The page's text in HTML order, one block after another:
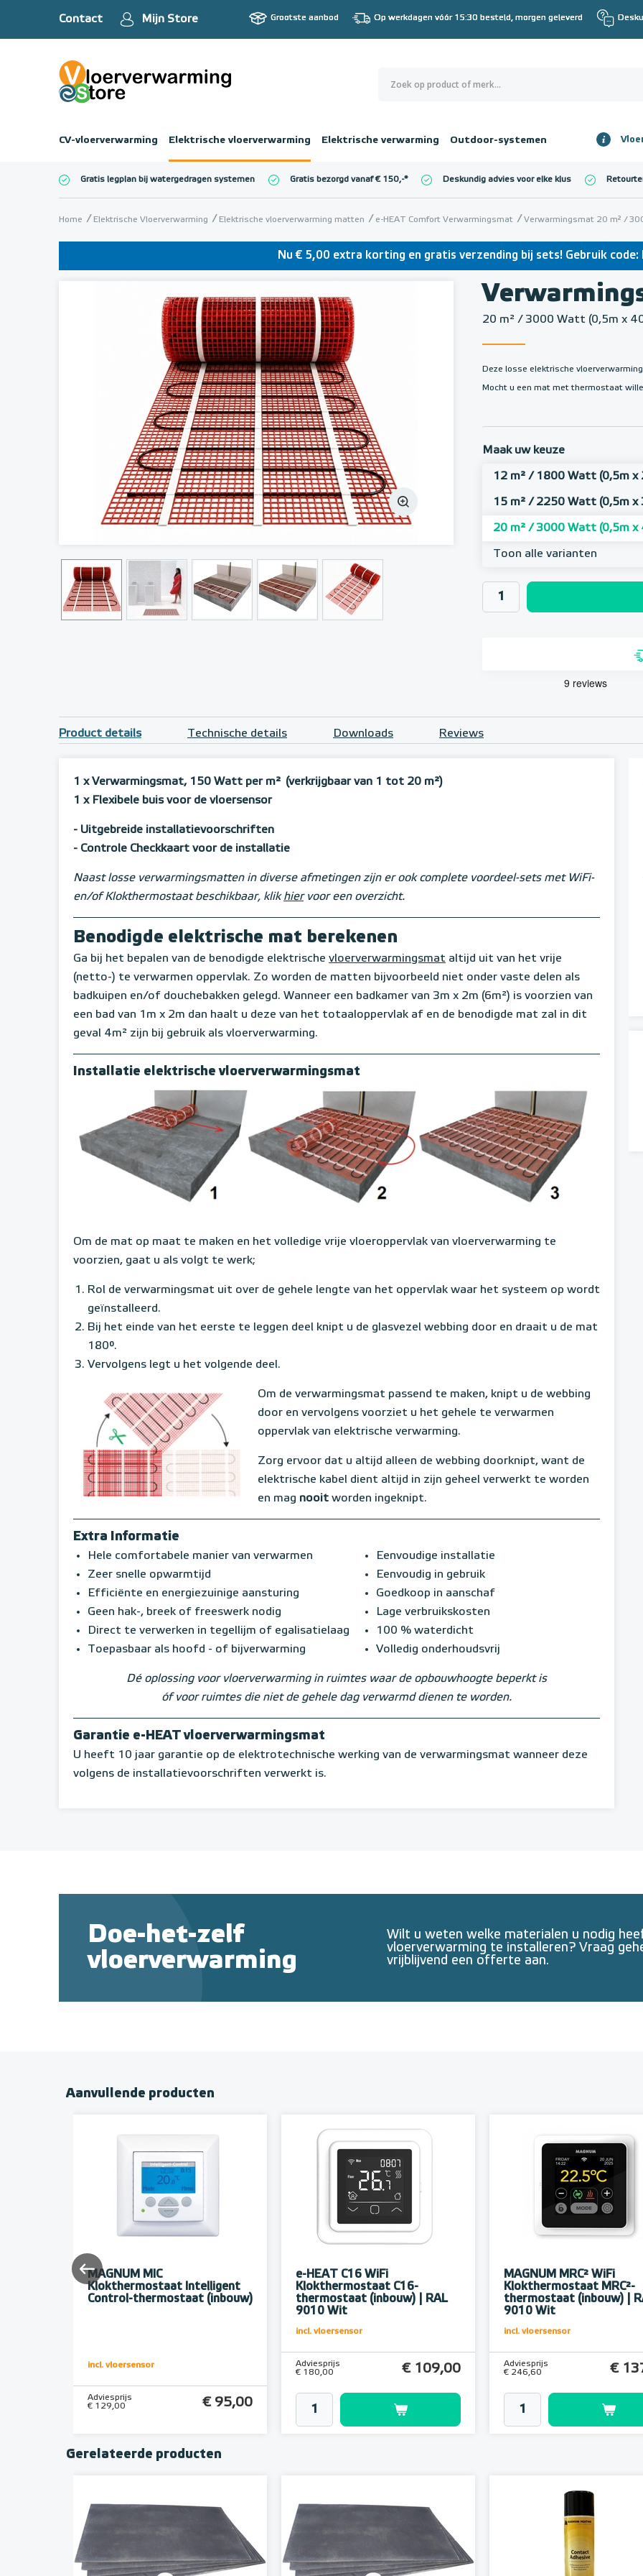
Contact Mijn Store Grootste aanbod Op werkdagen vóór 15:30 besteld, morgen geleverd
CV-vloerverwarming Elektrische vloerverwarming Elektrische verwarming Outdoor-systemen
€ 0,00
Gratis legplan bij watergedragen systemen Gratis bezorgd vanaf € 150,-* Deskundig advies voor elke klus
Home Elektrische Vloerverwarming Elektrische vloerverwarming matten e-HEAT Comfort Verwarmingsmat Verwarmingsmat 20 m² /
Nu € 5,00 extra korting en gratis verzending bij sets! Gebruik code:
20 m² / 3000 Watt (0,5m x
Deze losse elektrische
Mocht u een mat met thermostaat
Maak uw keuze
12 m² / 1800 Watt (0,5m x
15 m² / 2250 Watt (0,5m x
20 m² / 3000 Watt (0,5m x
Toon alle varianten
Product details Technische details Downloads Reviews
1 x Verwarmingsmat, 150 Watt per m² (verkrijgbaar van 1 tot 20 m²)
1 x Flexibele buis voor de vloersensor
- Uitgebreide installatievoorschriften
- Controle Checkkaart voor de installatie
Naast losse verwarmingsmatten in diverse afmetingen zijn er ook complete voordeel-sets met WiFi-
en/of Klokthermostaat beschikbaar, klikhiervoor een overzicht.
Benodigde elektrische mat berekenen
Ga bij het bepalen van de benodigde elektrische vloerverwarmingsmat altijd uit van het vrije
(netto-) te verwarmen oppervlak. Zo worden de matten bijvoorbeeld niet onder vaste delen als
badkuipen en/of douchebakken gelegd. Wanneer een badkamer van 3m x 2m (6m²) is voorzien van
een bad van 1m x 2m dan haalt u deze van het totaaloppervlak af en de benodigde mat zal in dit
geval 4m² zijn bij gebruik als vloerverwarming.
Installatie elektrische vloerverwarmingsmat
Om de mat op maat te maken en het volledige vrije vloeroppervlak van vloerverwarming te
voorzien, gaat u als volgt te werk;
Rol de verwarmingsmat uit over de gehele lengte van het oppervlak waar het systeem op wordt
geïnstalleerd.
Bij het einde van het eerste te leggen deel knipt u de glasvezel webbing door en draait u de mat
180°.
Vervolgens legt u het volgende deel.
Om de verwarmingsmat passend te maken, knipt u de webbing
door en vervolgens voorziet u het gehele te verwarmen
oppervlak van elektrische verwarming.
Zorg ervoor dat u altijd alleen de webbing doorknipt, want de
elektrische kabel dient altijd in zijn geheel verwerkt te worden
en mag nooitworden ingeknipt.
Extra Informatie
Hele comfortabele manier van verwarmen
Zeer snelle opwarmtijd
Efficiënte en energiezuinige aansturing
Geen hak-, breek of freeswerk nodig
Direct te verwerken in tegellijm of egalisatielaag
Toepasbaar als hoofd - of bijverwarming
Eenvoudige installatie
Eenvoudig in gebruik
Goedkoop in aanschaf
Lage verbruikskosten
100 % waterdicht
Volledig onderhoudsvrij
Dé oplossing voor vloerverwarming in ruimtes waar de opbouwhoogte beperkt is
óf voor ruimtes die niet de gehele dag verwarmd dienen te worden.
Garantie e-HEAT vloerverwarmingsmat
U heeft 10 jaar garantie op de elektrotechnische werking van de verwarmingsmat wanneer deze
volgens de installatievoorschriften verwerkt is.
Doe-het-zelf
vloerverwarming
Wilt u weten welke materialen u nodig
vloerverwarming te installeren? Vraag
vrijblijvend een offerte aan.
Aanvullende producten
MAGNUM MIC
Klokthermostaat Intelligent
Control-thermostaat (inbouw)
incl. vloersensor
Adviesprijs
€ 129,00
€ 95,00
e-HEAT C16 WiFi
Klokthermostaat C16-
thermostaat (inbouw) | RAL
9010 Wit
incl. vloersensor
Adviesprijs
€ 180,00
€ 109,00
MAGNUM MRC² WiFi
Klokthermostaat MRC²-
thermostaat (inbouw) |
9010 Wit
incl. vloersensor
Adviesprijs
€ 246,60
€
Gerelateerde producten